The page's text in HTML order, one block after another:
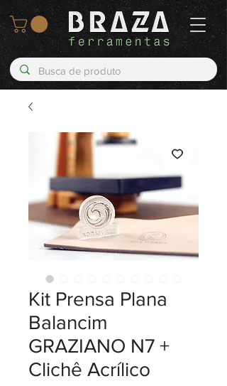
Kit Prensa Plana
Balancim
GRAZIANO N7 +
Clichê Acrílico